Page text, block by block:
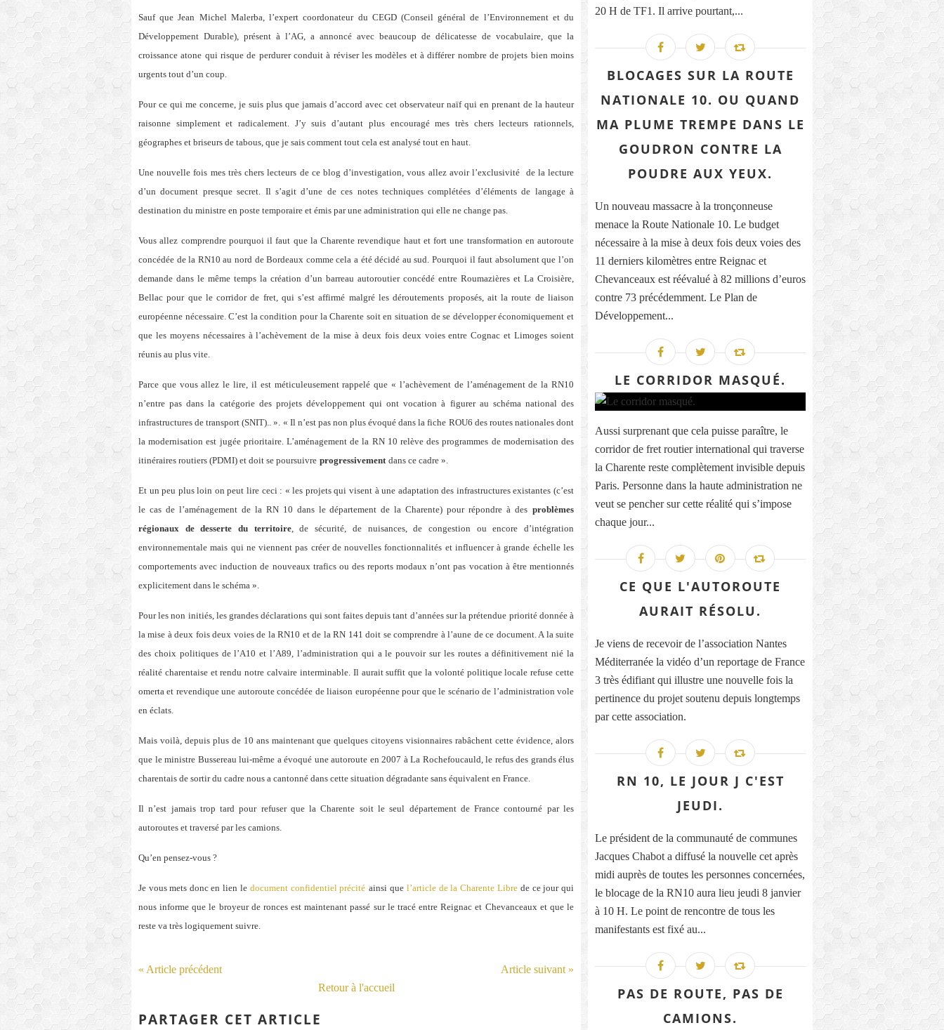
Sauf que Jean Michel Malerba, l’expert coordonateur du CEGD (Conseil général de l’Environnement et du
Développement Durable), présent à l’AG, a annoncé avec beaucoup de délicatesse de vocabulaire, que la
croissance atone qui risque de perdurer conduit à réviser les modèles et à différer nombre de projets bien moins
urgents tout d’un coup.
Pour ce qui me concerne, je suis plus que jamais d’accord avec cet observateur naïf qui en prenant de la hauteur
raisonne simplement et radicalement. J’y suis d’autant plus encouragé mes très chers lecteurs rationnels,
géographes et briseurs de tabous, que je sais comment tout cela est analysé tout en haut.
Une nouvelle fois mes très chers lecteurs de ce blog d’investigation, vous allez avoir l’exclusivité de la lecture
d’un document presque secret. Il s’agit d’une de ces notes techniques complétées d’éléments de langage à
destination du ministre en poste temporaire et émis par une administration qui elle ne change pas.
Vous allez comprendre pourquoi il faut que la Charente revendique haut et fort une transformation en autoroute
concédée de la RN10 au nord de Bordeaux comme cela a été décidé au sud. Pourquoi il faut absolument que l’on
demande dans le même temps la création d’un barreau autoroutier concédé entre Roumazières et La Croisière,
Bellac pour que le corridor de fret, qui s’est affirmé malgré les déroutements proposés, ait la route de liaison
européenne nécessaire. C’est la condition pour la Charente soit en situation de se développer économiquement et
que les moyens nécessaires à l’achèvement de la mise à deux fois deux voies entre Cognac et Limoges soient
réunis au plus vite.
Parce que vous allez le lire, il est méticuleusement rappelé que « l’achèvement de l’aménagement de la RN10
n’entre pas dans la catégorie des projets développement qui ont vocation à figurer au schéma national des
infrastructures de transport (SNIT).. ». « Il n’est pas non plus évoqué dans la fiche ROU6 des routes nationales dont
la modernisation est jugée prioritaire. L’aménagement de la RN 10 relève des programmes de modernisation des
itinéraires routiers (PDMI) et doit se poursuivre progressivement dans ce cadre ».
Et un peu plus loin on peut lire ceci : « les projets qui visent à une adaptation des infrastructures existantes (c’est
le cas de l’aménagement de la RN 10 dans le département de la Charente) pour répondre à des problèmes
régionaux de desserte du territoire, de sécurité, de nuisances, de congestion ou encore d’intégration
environnementale mais qui ne viennent pas créer de nouvelles fonctionnalités et influencer à grande échelle les
comportements avec induction de nouveaux trafics ou des reports modaux n’ont pas vocation à être mentionnés
explicitement dans le schéma ».
Pour les non initiés, les grandes déclarations qui sont faites depuis tant d’années sur la prétendue priorité donnée à
la mise à deux fois deux voies de la RN10 et de la RN 141 doit se comprendre à l’aune de ce document. A la suite
des choix politiques de l’A10 et l’A89, l’administration qui a le pouvoir sur les routes a définitivement nié la
réalité charentaise et rendu notre calvaire interminable. Il aurait suffit que la volonté politique locale refuse cette
omerta et revendique une autoroute concédée de liaison européenne pour que le scénario de l’administration vole
en éclats.
Mais voilà, depuis plus de 10 ans maintenant que quelques citoyens visionnaires rabâchent cette évidence, alors
que le ministre Bussereau lui-même a évoqué une autoroute en 2007 à La Rochefoucauld, le refus des grands élus
charentais de sortir du cadre nous a cantonné dans cette situation dégradante sans équivalent en France.
Il n’est jamais trop tard pour refuser que la Charente soit le seul département de France contourné par les
autoroutes et traversé par les camions.
Qu’en pensez-vous ?
Je vous mets donc en lien le document confidentiel précité ainsi que l’article de la Charente Libre de ce jour qui
nous informe que le broyeur de ronces est maintenant passé sur le tracé entre Reignac et Chevanceaux et que le
reste va très logiquement suivre.
« Article précédent
Article suivant »
Retour à l'accueil
PARTAGER CET ARTICLE
20 H de TF1. Il arrive pourtant,...
BLOCAGES SUR LA ROUTE
NATIONALE 10. OU QUAND
MA PLUME TREMPE DANS LE
GOUDRON CONTRE LA
POUDRE AUX YEUX.
Un nouveau massacre à la tronçonneuse
menace la Route Nationale 10. Le budget
nécessaire à la mise à deux fois deux voies des
11 derniers kilomètres entre Reignac et
Chevanceaux est réévalué à 82 millions d’euros
contre 73 précédemment. Le Plan de
Développement...
LE CORRIDOR MASQUÉ.
Aussi surprenant que cela puisse paraître, le
corridor de fret routier international qui traverse
la Charente reste complètement invisible depuis
Paris. Personne dans la haute administration ne
veut se pencher sur cette réalité qui s’impose
chaque jour...
CE QUE L'AUTOROUTE
AURAIT RÉSOLU.
Je viens de recevoir de l’association Nantes
Méditerranée la vidéo d’un reportage de France
3 très édifiant qui illustre une nouvelle fois la
pertinence du projet soutenu depuis longtemps
par cette association.
RN 10, LE JOUR J C'EST
JEUDI.
Le président de la communauté de communes
Jacques Chabot a diffusé la nouvelle cet après
midi auprès de toutes les personnes concernées,
le blocage de la RN10 aura lieu jeudi 8 janvier
à 10 H. Le point de rencontre de tous les
manifestants est fixé au...
PAS DE ROUTE, PAS DE
CAMIONS.